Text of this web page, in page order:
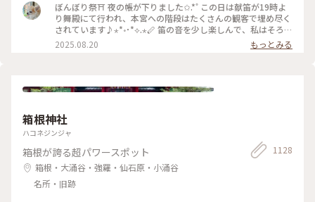
ぼんぼり祭⛩ 夜の帳が下りました✩.*˚ この日は献笛が19時よ
り舞殿にて行われ、本宮への階段はたくさんの観客で埋め尽く
されています♪⋆*॰･*⟡.⋆🪈 笛の音を少し楽しんで、私はそろそ
ろ帰らなければと、またぼんぼりを眺めながら参道を歩きます
まだこの時間からもたくさんの人が次々と向かっていて、長年
*˙︶˙*)ﾉ"ﾏﾀﾈｰ♡ #ゆるり夏時間 #神奈川 #鎌倉 #鶴岡八幡宮 #
2025.08.20 もっとみる
箱根神社
ハコネジンジャ
箱根が誇る超パワースポット
箱根・大涌谷・強羅・仙石原・小涌谷
名所・旧跡
1128